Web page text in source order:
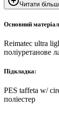
Читати
Основний
Reimatec ultra
поліуретанове
Підкладка:
PES taffeta w/
поліестер